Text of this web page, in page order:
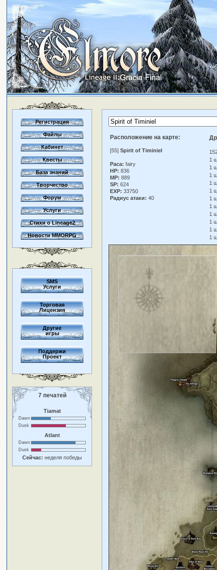
Регистрация
Файлы
Кабинет
Квесты
База знаний
Творчество
Форум
Услуги
Стихи о Lineage2
Новости MMORPG
SMS
Услуги
Торговая
Лицензия
Другие
игры
Поддержи
Проект
7 печатей
Tiamat
Dawn
Dusk
Atlant
Dawn
Dusk
Сейчас: неделя победы
Расположение на карте:
[55] Spirit of Timiniel
Раса: fairy
HP: 836
MP: 889
SP: 624
EXP: 33750
Радиус атаки: 40
1
1
1
1
1
1
1
1
1
1
1